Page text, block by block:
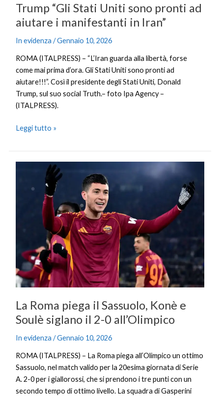
Trump “Gli Stati Uniti sono pronti ad
aiutare i manifestanti in Iran”
In evidenza /Gennaio 10, 2026
ROMA (ITALPRESS) – “L’Iran guarda alla libertà, forse
come mai prima d’ora. Gli Stati Uniti sono pronti ad
aiutare!!!”. Così il presidente degli Stati Uniti, Donald
Trump, sul suo social Truth.– foto Ipa Agency –
(ITALPRESS).
Leggi tutto »
La Roma piega il Sassuolo, Konè e
Soulè siglano il 2-0 all’Olimpico
In evidenza /Gennaio 10, 2026
ROMA (ITALPRESS) – La Roma piega all’Olimpico un ottimo
Sassuolo, nel match valido per la 20esima giornata di Serie
A. 2-0 per i giallorossi, che si prendono i tre punti con un
secondo tempo di ottimo livello. La squadra di Gasperini
piega
Sassuolo,
Soulè
siglano
il
2-
all’Olimpico